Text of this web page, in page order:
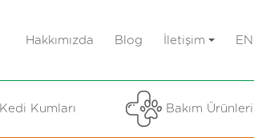
Hakkımızda Blog İletişim EN
Kedi Kumları Bakım Ürünleri